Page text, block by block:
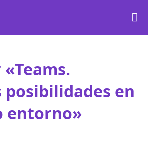
en
entorno»